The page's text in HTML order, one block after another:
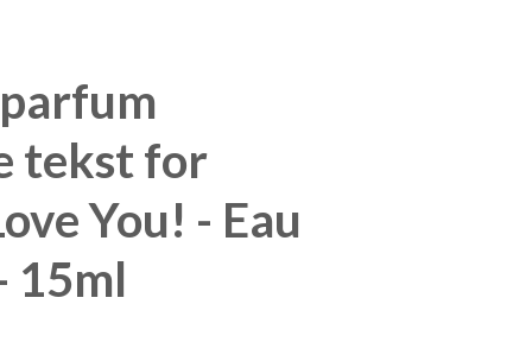
tekst for
You! - Eau
15ml